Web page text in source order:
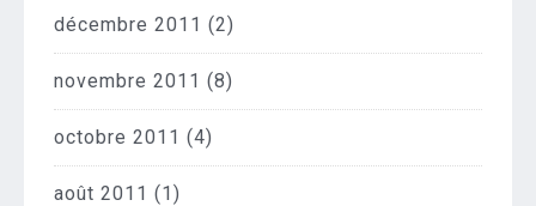
décembre 2011 (2)
novembre 2011 (8)
octobre 2011 (4)
août 2011 (1)